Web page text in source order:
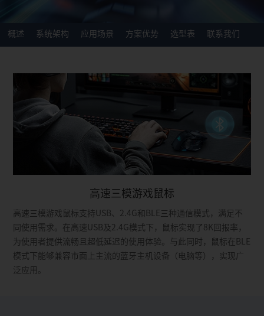
概述 系统架构 应用场景 方案优势 选型表 联系我们
高速三模游戏鼠标
高速三模游戏鼠标支持USB、2.4G和BLE三种通信模式，满足不
同使用需求。在高速USB及2.4G模式下，鼠标实现了8K回报率，
为使用者提供流畅且超低延迟的使用体验。与此同时，鼠标在BLE
模式下能够兼容市面上主流的蓝牙主机设备（电脑等），实现广
泛应用。